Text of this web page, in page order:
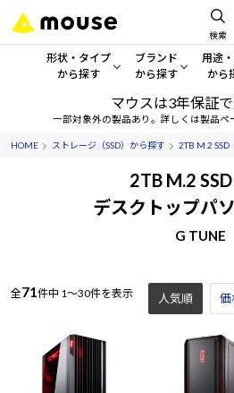
検索
形状・タイプ
から探す
形状・タイプから探す をすべてみ
デスクトップPC
ディスプレイ
ブランド
から探す
mouse
G TUNE
MousePro
用途
から
一般
ゲー
クリ
ビジ
学
AIお
マウスは3年保証
一部対象外の製品あり。詳しくは製品ペ
HOME ストレージ（SSD）から探す 2TB M.2 SSD
2TB M.2
デスクトップパ
G TUNE
全71 件中 1～30件を表示 人気順 価